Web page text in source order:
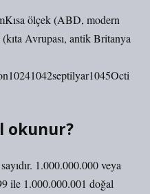
ölçek (ABD, modern
Avrupası, antik Britanya
okunur?
1.000.000.000 veya
ile 1.000.000.001 doğal